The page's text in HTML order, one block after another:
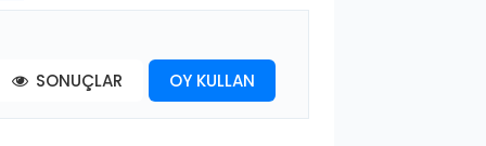
SONUÇLAR OY KULLAN